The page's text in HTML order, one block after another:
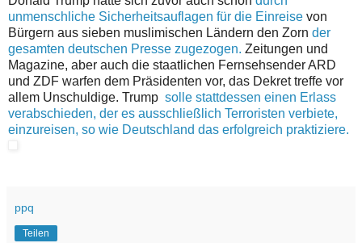
unmenschliche Sicherheitsauflagen für die Einreise von
Bürgern aus sieben muslimischen Ländern den Zorn der
gesamten deutschen Presse zugezogen. Zeitungen und
Magazine, aber auch die staatlichen Fernsehsender ARD
und ZDF warfen dem Präsidenten vor, das Dekret treffe vor
allem Unschuldige. Trump solle stattdessen einen Erlass
verabschieden, der es ausschließlich Terroristen verbiete,
einzureisen, so wie Deutschland das erfolgreich praktiziere.
ppq
Teilen